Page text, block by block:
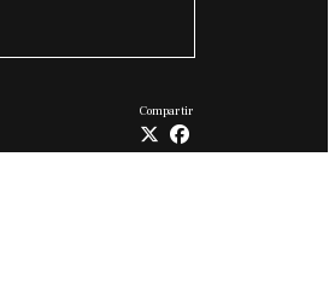
Compartir